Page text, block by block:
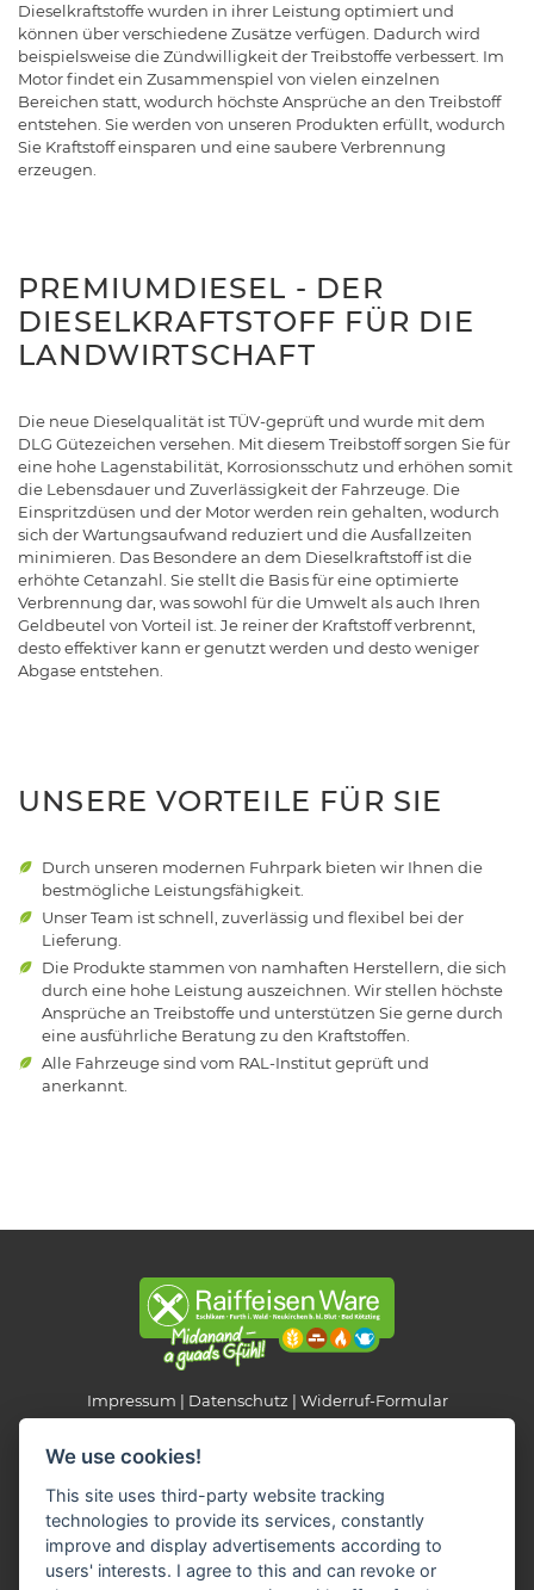
Dieselkraftstoffe wurden in ihrer Leistung optimiert und
können über verschiedene Zusätze verfügen. Dadurch wird
beispielsweise die Zündwilligkeit der Treibstoffe verbessert. Im
Motor findet ein Zusammenspiel von vielen einzelnen
Bereichen statt, wodurch höchste Ansprüche an den Treibstoff
entstehen. Sie werden von unseren Produkten erfüllt, wodurch
Sie Kraftstoff einsparen und eine saubere Verbrennung
erzeugen.
PREMIUMDIESEL - DER
DIESELKRAFTSTOFF FÜR DIE
LANDWIRTSCHAFT
Die neue Dieselqualität ist TÜV-geprüft und wurde mit dem
DLG Gütezeichen versehen. Mit diesem Treibstoff sorgen Sie für
eine hohe Lagenstabilität, Korrosionsschutz und erhöhen somit
die Lebensdauer und Zuverlässigkeit der Fahrzeuge. Die
Einspritzdüsen und der Motor werden rein gehalten, wodurch
sich der Wartungsaufwand reduziert und die Ausfallzeiten
minimieren. Das Besondere an dem Dieselkraftstoff ist die
erhöhte Cetanzahl. Sie stellt die Basis für eine optimierte
Verbrennung dar, was sowohl für die Umwelt als auch Ihren
Geldbeutel von Vorteil ist. Je reiner der Kraftstoff verbrennt,
desto effektiver kann er genutzt werden und desto weniger
Abgase entstehen.
UNSERE VORTEILE FÜR SIE
Durch unseren modernen Fuhrpark bieten wir Ihnen die
bestmögliche Leistungsfähigkeit.
Unser Team ist schnell, zuverlässig und flexibel bei der
Lieferung.
Die Produkte stammen von namhaften Herstellern, die sich
durch eine hohe Leistung auszeichnen. Wir stellen höchste
Ansprüche an Treibstoffe und unterstützen Sie gerne durch
eine ausführliche Beratung zu den Kraftstoffen.
Alle Fahrzeuge sind vom RAL-Institut geprüft und
anerkannt.
Impressum Datenschutz Widerruf-Formular
Raiffeisen Fachmarkt-Lagerhaus
Neukirchen b. Hl. Blut
Am Hungerbühl 2
93453 Neukirchen b. Hl. Blut
We use cookies!
This site uses third-party website tracking
technologies to provide its services, constantly
improve and display advertisements according to
users' interests. I agree to this and can revoke or